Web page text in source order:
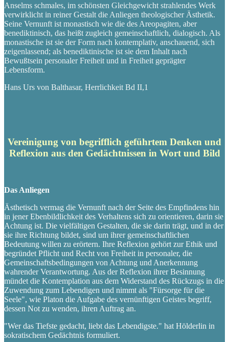
Anselms schmales, im schönsten Gleichgewicht strahlendes Werk
verwirklicht in reiner Gestalt die Anliegen theologischer Ästhetik.
Seine Vernunft ist monastisch wie die des Areopagiten, aber
benediktinisch, das heißt zugleich gemeinschaftlich, dialogisch. Als
monastische ist sie der Form nach kontemplativ, anschauend, sich
zeigenlassend; als benediktinische ist sie dem Inhalt nach
Bewußtsein personaler Freiheit und in Freiheit geprägter
Lebensform.
Hans Urs von Balthasar, Herrlichkeit Bd II,1
Vereinigung von begrifflich geführtem Denken und
Reflexion aus den Gedächtnissen in Wort und Bild
Das Anliegen
Ästhetisch vermag die Vernunft nach der Seite des Empfindens hin
in jener Ebenbildlichkeit des Verhaltens sich zu orientieren, darin sie
Achtung ist. Die vielfältigen Gestalten, die sie darin trägt, und in der
sie ihre Richtung bildet, sind um ihrer gemeinschaftlichen
Bedeutung willen zu erörtern. Ihre Reflexion gehört zur Ethik und
begründet Pflicht und Recht von Freiheit in personaler, die
Gemeinschaftsbedingungen von Achtung und Anerkennung
wahrender Verantwortung. Aus der Reflexion ihrer Besinnung
mündet die Kontemplation aus dem Widerstand des Rückzugs in die
Zuwendung zum Lebendigen und nimmt als "Fürsorge für die
Seele", wie Platon die Aufgabe des vernünftigen Geistes begriff,
dessen Not zu wenden, ihren Auftrag an.
"Wer das Tiefste gedacht, liebt das Lebendigste." hat Hölderlin in
sokratischem Gedächtnis formuliert.